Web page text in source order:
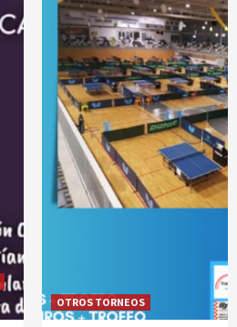
OTROS TORNEOS